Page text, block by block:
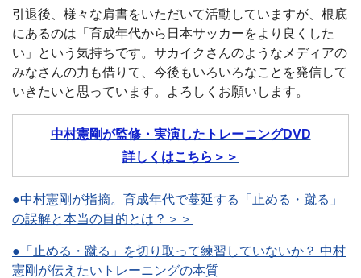
引退後、様々な肩書をいただいて活動していますが、根底
にあるのは「育成年代から日本サッカーをより良くした
い」という気持ちです。サカイクさんのようなメディアの
みなさんの力も借りて、今後もいろいろなことを発信して
いきたいと思っています。よろしくお願いします。
中村憲剛が監修・実演したトレーニングDVD
詳しくはこちら＞＞
●中村憲剛が指摘。育成年代で蔓延する「止める・蹴る」
の誤解と本当の目的とは？＞＞
●「止める・蹴る」を切り取って練習していないか？ 中村
憲剛が伝えたいトレーニングの本質